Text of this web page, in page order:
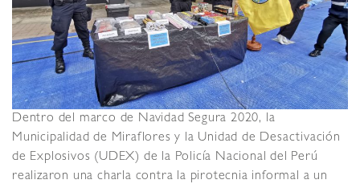
Dentro del marco de Navidad Segura 2020, la
Municipalidad de Miraflores y la Unidad de Desactivación
de Explosivos (UDEX) de la Policía Nacional del Perú
realizaron una charla contra la pirotecnia informal a un